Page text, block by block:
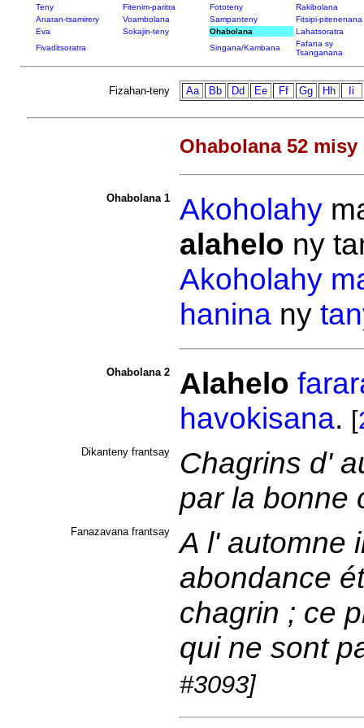
Teny Fitenim-paritra Fototeny
Rakibolana
Anaran-tsamirery
Voambolana Sampanteny
Fitsipi-pitenenana
Eva
Sokajin-teny Ohabolana
Lahatsoratra
Fivaditsoratra
Singana/Kambana
Fafana sy
Tsanganana
Fizahan-teny Aa Bb Dd Ee Ff Gg Hh Ii
Ohabolana 52
Ohabolana 1 Akoholahy
alahelo ny
Akoholahy
haninany
Ohabolana 2 Alahelo
havokisana. [
Dikanteny frantsay
Chagrins d'
par la bonne
Fanazavana frantsay
A l' automne
abondance
chagrin ; ce
qui ne sont
#3093]